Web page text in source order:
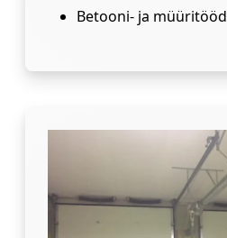
Betooni- ja müüritööd